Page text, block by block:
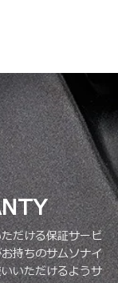
だける保証サービ
持ちのサムソナイ
いただけるようサ